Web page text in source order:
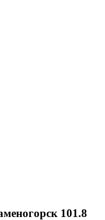
101.8